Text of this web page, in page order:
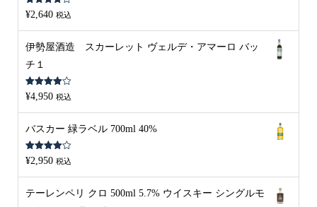
5段階中
4.00の評
¥2,640 税込
伊勢屋酒造 スカーレット ヴェルデ・アマーロ バッ
チ１
5段階中
4.00の評
¥4,950 税込
バスカー 緑ラベル 700ml 40%
5段階中
4.00の評
¥2,950 税込
テーレンペリ クロ 500ml 5.7% ウイスキー シングルモ